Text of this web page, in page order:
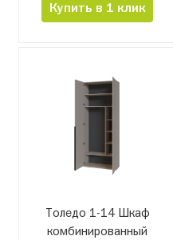
Купить в 1 клик
Толедо 1-14 Шкаф
комбинированный